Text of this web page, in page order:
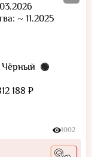
~ 11.2025
188 ₽
1002